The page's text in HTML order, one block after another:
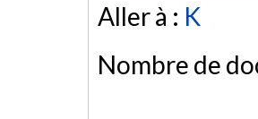
Aller à : K
Nombre de